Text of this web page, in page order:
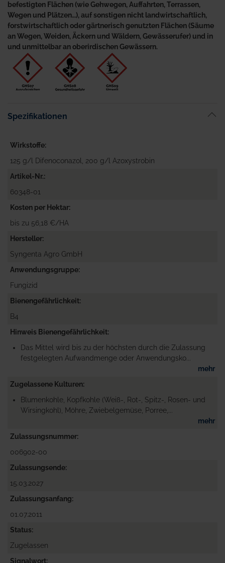
befestigten Flächen (wie Gehwegen, Auffahrten, Terrassen,
Wegen und Plätzen…), auf sonstigen nicht landwirtschaftlich,
forstwirtschaftlich oder gärtnerisch genutzten Flächen (Säume
an Wegen, Weiden, Äckern und Wäldern, Gewässerufer) und in
und unmittelbar an oberirdischen Gewässern.
Spezifikationen
Wirkstoffe
125 g/l Difenoconazol, 200 g/l Azoxystrobin
Artikel-Nr.
60348-01
Kosten per Hektar
bis zu 56,18 €/HA
Hersteller
Syngenta Agro GmbH
Anwendungsgruppe
Fungizid
Bienengefährlichkeit
B4
Hinweis Bienengefährlichkeit
Das Mittel wird bis zu der höchsten durch die Zulassung
festgelegten Aufwandmenge oder Anwendungsko...
mehr
Zugelassene Kulturen
Blumenkohle, Kopfkohle (Weiß-, Rot-, Spitz-, Rosen- und
Wirsingkohl), Möhre, Zwiebelgemüse, Porree,...
mehr
Zulassungsnummer
006902-00
Zulassungsende
15.03.2027
Zulassungsanfang
01.07.2011
Status
Zugelassen
Signalwort